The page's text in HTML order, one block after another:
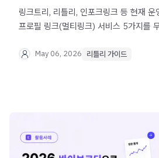
링크트리, 리틀리, 인포크링크 등 현재 운
프로필 링크(멀티링크) 서비스 5가지를
바로 찾아보세요.
May 06, 2026 리틀리 가이드